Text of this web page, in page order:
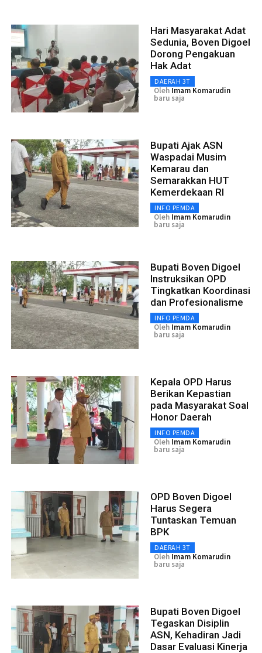
Hari Masyarakat Adat
Sedunia, Boven Digoel
Dorong Pengakuan
Hak Adat
DAERAH 3T
Oleh Imam Komarudin
baru saja
Bupati Ajak ASN
Waspadai Musim
Kemarau dan
Semarakkan HUT
Kemerdekaan RI
INFO PEMDA
Oleh Imam Komarudin
baru saja
Bupati Boven Digoel
Instruksikan OPD
Tingkatkan Koordinasi
dan Profesionalisme
INFO PEMDA
Oleh Imam Komarudin
baru saja
Kepala OPD Harus
Berikan Kepastian
pada Masyarakat Soal
Honor Daerah
INFO PEMDA
Oleh Imam Komarudin
baru saja
OPD Boven Digoel
Harus Segera
Tuntaskan Temuan
BPK
DAERAH 3T
Oleh Imam Komarudin
baru saja
Bupati Boven Digoel
Tegaskan Disiplin
ASN, Kehadiran Jadi
Dasar Evaluasi Kinerja